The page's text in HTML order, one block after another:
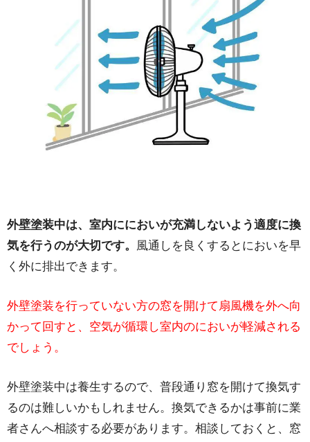
外壁塗装中は、室内ににおいが充満しないよう適度に換
気を行うのが大切です。 風通しを良くするとにおいを早
く外に排出できます。
外壁塗装を行っていない方の窓を開けて扇風機を外へ向
かって回すと、空気が循環し室内のにおいが軽減される
でしょう。
外壁塗装中は養生するので、普段通り窓を開けて換気す
るのは難しいかもしれません。換気できるかは事前に業
者さんへ相談する必要があります。相談しておくと、窓